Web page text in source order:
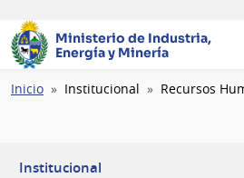
Ministerio de Industria,
Energía y Minería
Ruta
Inicio Institucional Recursos
Institucional